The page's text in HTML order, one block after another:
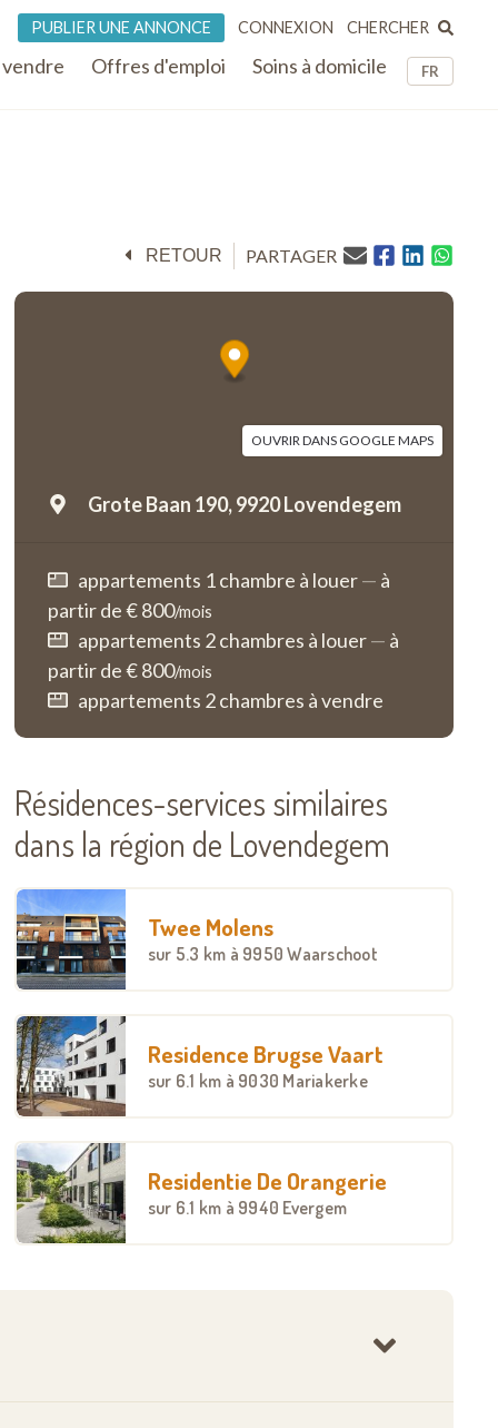
FR
Offres d'emploi Soins à domicile
PUBLIER UNE ANNONCE CONNEXION CHERCHER
RETOUR PARTAGER
OUVRIR DANS GOOGLE MAPS
Grote Baan 190,9920 Lovendegem
appartements 1 chambre à louer— à
partir de € 800/mois
appartements 2 chambres à louer— à
partir de € 800/mois
appartements 2 chambres à vendre
Résidences-services similaires
dans la région de Lovendegem
Twee Molens
sur 5.3 km à 9950 Waarschoot
Residence Brugse Vaart
sur 6.1 km à 9030 Mariakerke
Residentie De Orangerie
sur 6.1 km à 9940 Evergem